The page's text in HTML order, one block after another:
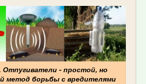
Отпугиватели - простой, но
метод борьбы с вредителями